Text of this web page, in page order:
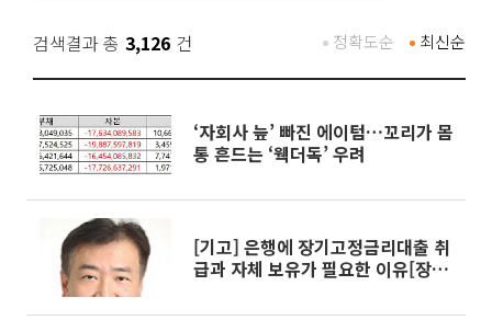
검색결과 총 3,126 건 최신순
정확도순
‘자회사 늪’ 빠진 에이텀…꼬리가 몸
통 흔드는 ‘웩더독’ 우려
[기고] 은행에 장기고정금리대출 취
급과 자체 보유가 필요한 이유[장기